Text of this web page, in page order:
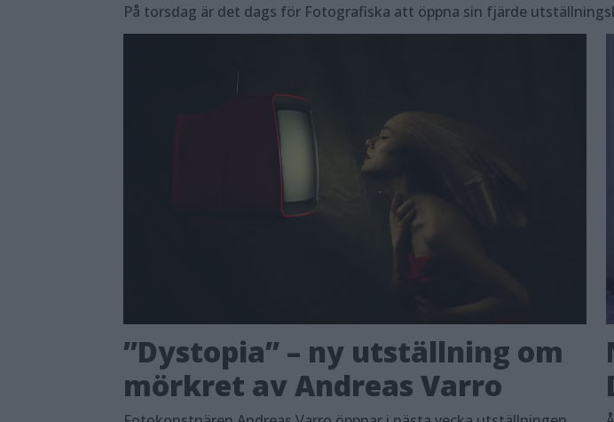
På torsdag är det dags för Fotografiska att öppna sin fjärde
”Dystopia” – ny utställning om
mörkret av Andreas Varro